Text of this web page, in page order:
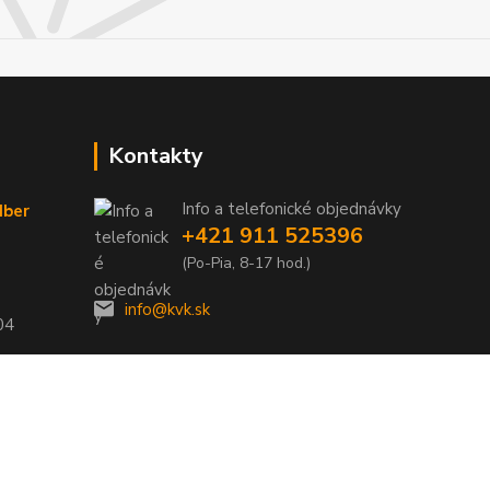
Kontakty
Info a telefonické objednávky
+421 911 525396
(Po-Pia, 8-17 hod.)
info@kvk.sk